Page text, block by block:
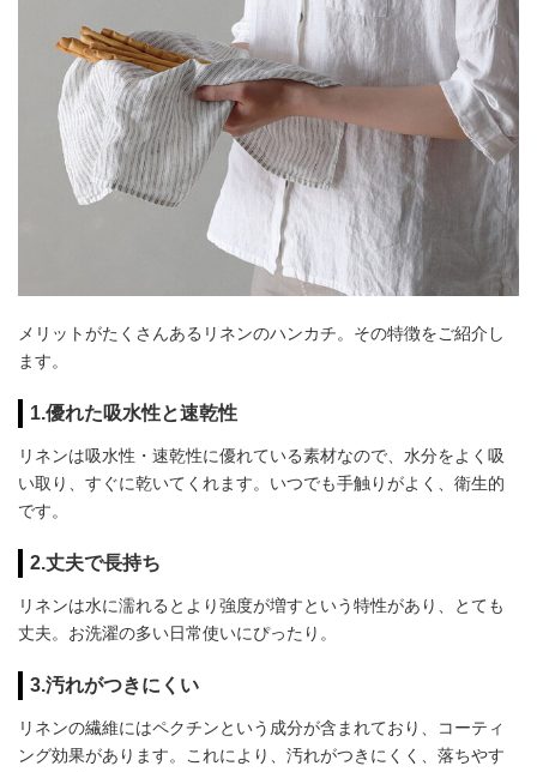
メリットがたくさんあるリネンのハンカチ。その特徴をご紹介し
ます。
1.優れた吸水性と速乾性
リネンは吸水性・速乾性に優れている素材なので、水分をよく吸
い取り、すぐに乾いてくれます。いつでも手触りがよく、衛生的
です。
2.丈夫で長持ち
リネンは水に濡れるとより強度が増すという特性があり、とても
丈夫。お洗濯の多い日常使いにぴったり。
3.汚れがつきにくい
リネンの繊維にはペクチンという成分が含まれており、コーティ
ング効果があります。これにより、汚れがつきにくく、落ちやす